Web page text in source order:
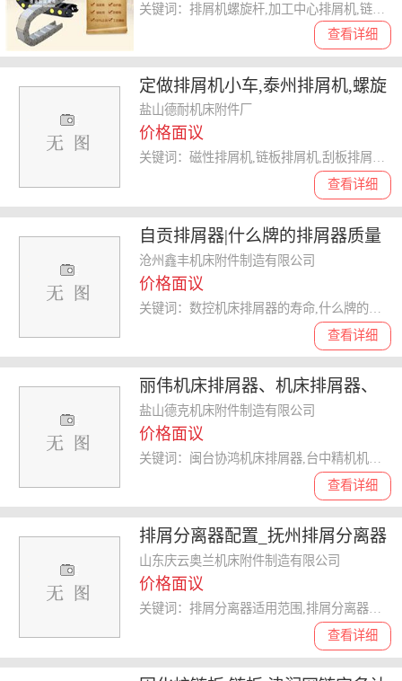
查看详细
定做排屑机小车,泰州排屑机,螺旋
排屑器
盐山德耐机床附件厂
价格面议
查看详细
关键词：磁性排屑机,链板排屑机,刮板排屑机,排屑机
自贡排屑器|什么牌的排屑器质量
好|欢迎来电 认证商家
沧州鑫丰机床附件制造有限公司
价格面议
查看详细
丽伟机床排屑器、机床排屑器、
德克公司
盐山德克机床附件制造有限公司
价格面议
查看详细
排屑分离器配置_抚州排屑分离器
_奥兰机床附件排屑机
山东庆云奥兰机床附件制造有限公司
价格面议
查看详细